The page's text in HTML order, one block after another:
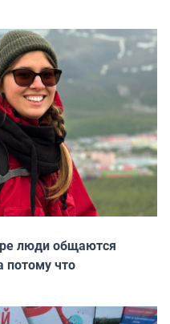
люди общаются
потому что